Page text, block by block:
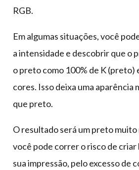
RGB.
Em algumas situações, você
a intensidade e descobrir que o
o preto como 100% de K (preto)
cores. Isso deixa uma aparência
que preto.
O resultado será um preto
você pode correr o risco de criar
sua impressão, pelo excesso de